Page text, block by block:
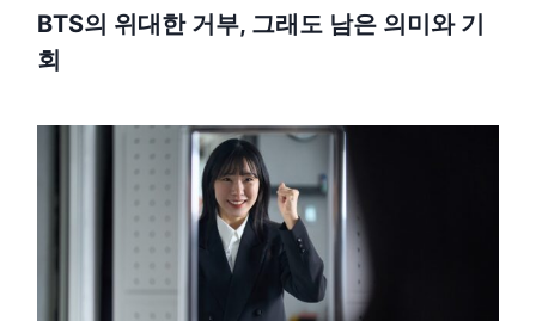
BTS의 위대한 거부, 그래도 남은 의미와 기
회